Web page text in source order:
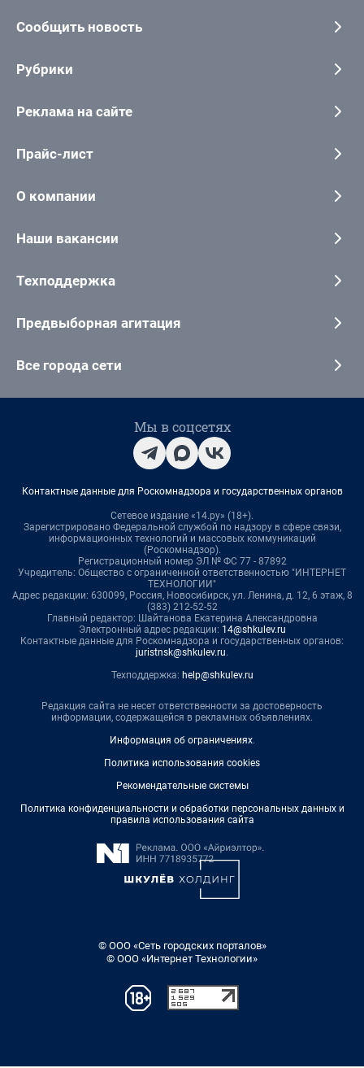
Сообщить новость
Рубрики
Реклама на сайте
Прайс-лист
О компании
Наши вакансии
Техподдержка
Предвыборная агитация
Все города сети
Мы в соцсетях
Контактные данные для Роскомнадзора и государственных органов
Сетевое издание «14.ру» (18+).
Зарегистрировано Федеральной службой по надзору в сфере связи,
информационных технологий и массовых коммуникаций
(Роскомнадзор).
Регистрационный номер ЭЛ № ФС 77 - 87892
Учредитель: Общество с ограниченной ответственностью "ИНТЕРНЕТ
ТЕХНОЛОГИИ"
Адрес редакции: 630099, Россия, Новосибирск, ул. Ленина, д. 12, 6 этаж, 8
(383) 212-52-52
Главный редактор: Шайтанова Екатерина Александровна
Электронный адрес редакции: 14@shkulev.ru
Контактные данные для Роскомнадзора и государственных органов:
juristnsk@shkulev.ru.
Техподдержка: help@shkulev.ru
Редакция сайта не несет ответственности за достоверность
информации, содержащейся в рекламных объявлениях.
Информация об ограничениях.
Политика использования cookies
Рекомендательные системы
Политика конфиденциальности и обработки персональных данных и
правила использования сайта
© ООО «Сеть городских порталов»
© ООО «Интернет Технологии»